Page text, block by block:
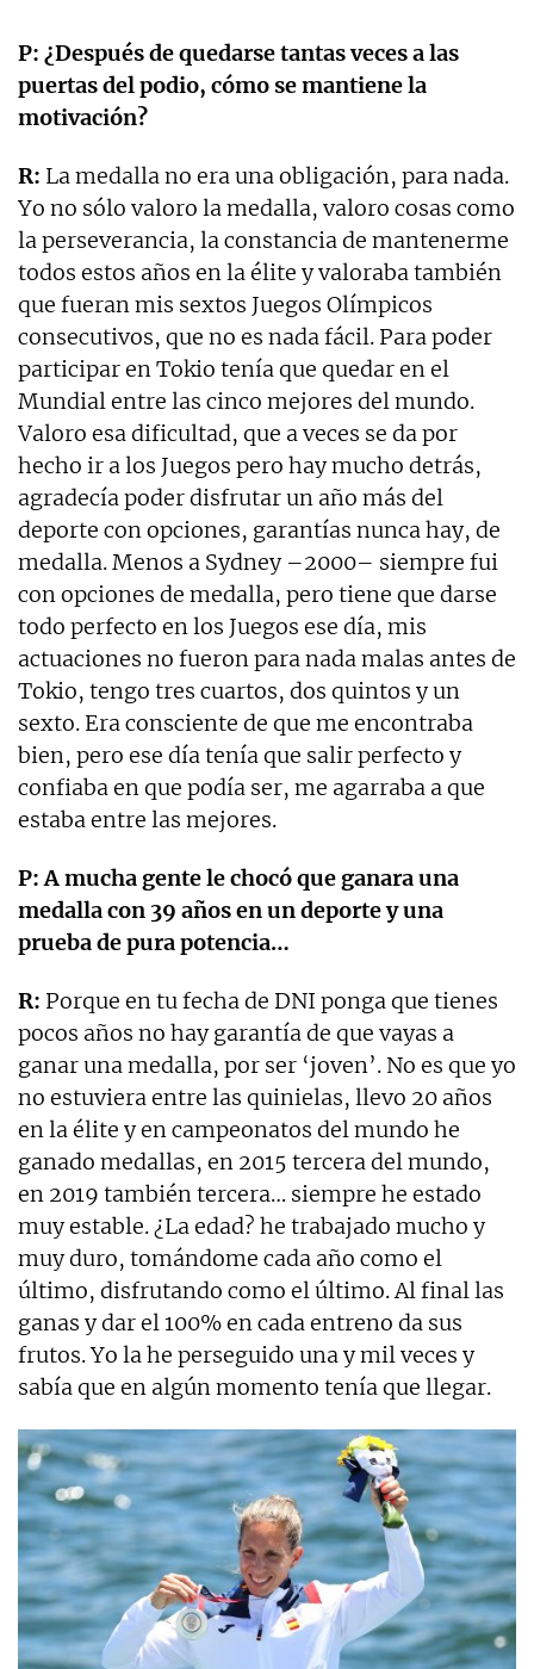
P: ¿Después de quedarse tantas veces a las
puertas del podio, cómo se mantiene la
motivación?
R: La medalla no era una obligación, para nada.
Yo no sólo valoro la medalla, valoro cosas como
la perseverancia, la constancia de mantenerme
todos estos años en la élite y valoraba también
que fueran mis sextos Juegos Olímpicos
consecutivos, que no es nada fácil. Para poder
participar en Tokio tenía que quedar en el
Mundial entre las cinco mejores del mundo.
Valoro esa dificultad, que a veces se da por
hecho ir a los Juegos pero hay mucho detrás,
agradecía poder disfrutar un año más del
deporte con opciones, garantías nunca hay, de
medalla. Menos a Sydney –2000– siempre fui
con opciones de medalla, pero tiene que darse
todo perfecto en los Juegos ese día, mis
actuaciones no fueron para nada malas antes de
Tokio, tengo tres cuartos, dos quintos y un
sexto. Era consciente de que me encontraba
bien, pero ese día tenía que salir perfecto y
confiaba en que podía ser, me agarraba a que
estaba entre las mejores.
P: A mucha gente le chocó que ganara una
medalla con 39 años en un deporte y una
prueba de pura potencia…
R: Porque en tu fecha de DNI ponga que tienes
pocos años no hay garantía de que vayas a
ganar una medalla, por ser ‘joven’. No es que yo
no estuviera entre las quinielas, llevo 20 años
en la élite y en campeonatos del mundo he
ganado medallas, en 2015 tercera del mundo,
en 2019 también tercera… siempre he estado
muy estable. ¿La edad? he trabajado mucho y
muy duro, tomándome cada año como el
último, disfrutando como el último. Al final las
ganas y dar el 100% en cada entreno da sus
frutos. Yo la he perseguido una y mil veces y
sabía que en algún momento tenía que llegar.